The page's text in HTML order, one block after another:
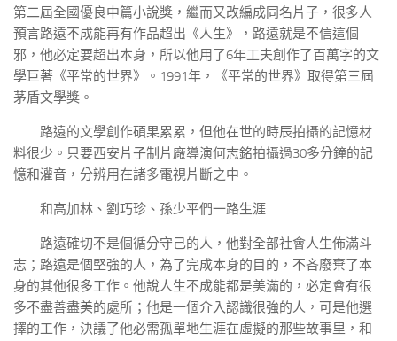
第二屆全國優良中篇小說獎，繼而又改編成同名片子，很多人
預言路遠不成能再有作品超出《人生》，路遠就是不信這個
邪，他必定要超出本身，所以他用了6年工夫創作了百萬字的文
學巨著《平常的世界》。1991年，《平常的世界》取得第三屆
茅盾文學獎。
路遠的文學創作碩果累累，但他在世的時辰拍攝的記憶材
料很少。只要西安片子制片廠導演何志銘拍攝過30多分鐘的記
憶和灌音，分辨用在諸多電視片斷之中。
和高加林、劉巧珍、孫少平們一路生涯
路遠確切不是個循分守己的人，他對全部社會人生佈滿斗
志；路遠是個堅強的人，為了完成本身的目的，不吝廢棄了本
身的其他很多工作。他說人生不成能都是美滿的，必定會有很
多不盡善盡美的處所；他是一個介入認識很強的人，可是他選
擇的工作，決議了他必需孤單地生涯在虛擬的那些故事里，和